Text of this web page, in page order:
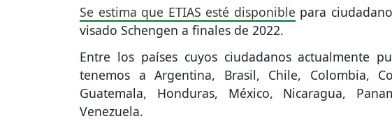
Se estima que ETIAS esté disponible para
visado Schengen a finales de 2022.
Entre los países cuyos ciudadanos actualmente
tenemos a Argentina, Brasil, Chile, Colombia,
Guatemala, Honduras, México, Nicaragua,
Venezuela.